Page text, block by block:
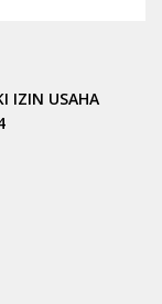
IZIN USAHA